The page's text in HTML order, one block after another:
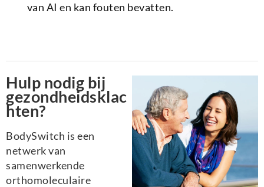
van AI en kan fouten bevatten.
Hulp nodig bij
gezondheidsklac
hten?
BodySwitch is een
netwerk van
samenwerkende
orthomoleculaire